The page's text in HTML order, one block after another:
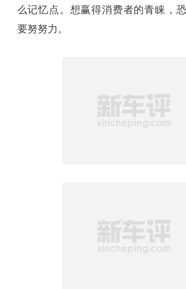
么记忆点。想赢得消费者的青睐，
要努努力。